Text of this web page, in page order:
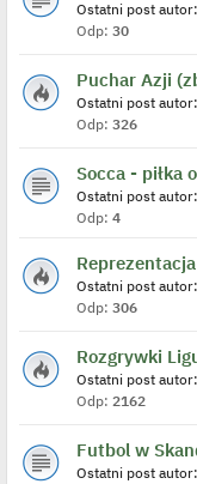
Ostatni post autor:
Odp: 30
Puchar Azji
Ostatni post autor:
Odp: 326
Socca - piłka
Ostatni post autor:
Odp: 4
Ostatni post autor:
Odp: 306
Rozgrywki
Ostatni post autor:
Odp: 2162
Futbol w
Ostatni post autor: